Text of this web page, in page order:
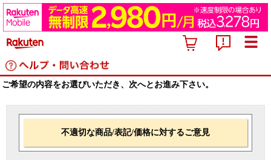
ご希望の内容をお選びいただき、次へとお進み下さい。
不適切な商品/表記/価格に対するご意見